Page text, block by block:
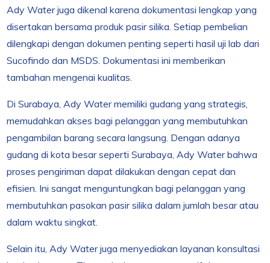
Ady Water juga dikenal karena dokumentasi lengkap yang
disertakan bersama produk pasir silika. Setiap pembelian
dilengkapi dengan dokumen penting seperti hasil uji lab dari
Sucofindo dan MSDS. Dokumentasi ini memberikan
tambahan mengenai kualitas.
Di Surabaya, Ady Water memiliki gudang yang strategis,
memudahkan akses bagi pelanggan yang membutuhkan
pengambilan barang secara langsung. Dengan adanya
gudang di kota besar seperti Surabaya, Ady Water bahwa
proses pengiriman dapat dilakukan dengan cepat dan
efisien. Ini sangat menguntungkan bagi pelanggan yang
membutuhkan pasokan pasir silika dalam jumlah besar atau
dalam waktu singkat.
Selain itu, Ady Water juga menyediakan layanan konsultasi